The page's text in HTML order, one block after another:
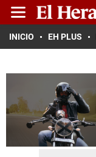
INICIO EH PLUS